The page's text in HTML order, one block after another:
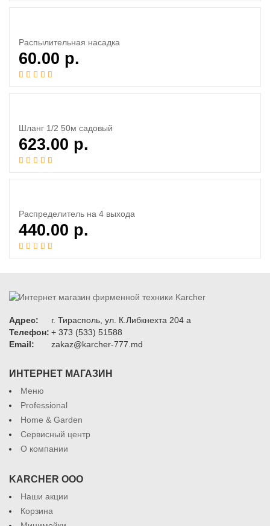
Распылительная насадка
60.00 р.
Шланг 1/2 50м садовый
623.00 р.
Распределитель на 4 выхода
440.00 р.
Адрес:
г. Тирасполь, ул. К.Либкнехта 204 а
Телефон: + 373 (533) 51588
Email:
zakaz@karcher-777.md
ИНТЕРНЕТ МАГАЗИН
Меню
Professional
Home & Garden
Сервисный центр
О компании
KARCHER ООО
Наши акции
Корзина